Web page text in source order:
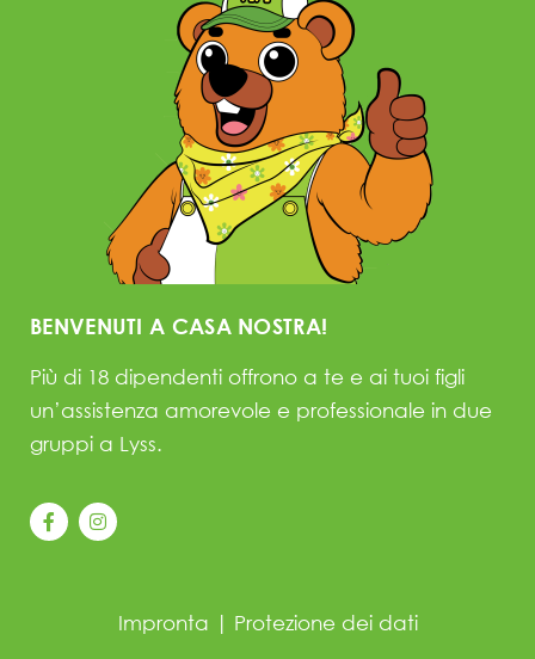
BENVENUTI A CASA NOSTRA!
Più di 18 dipendenti offrono a te e ai tuoi figli
un’assistenza amorevole e professionale in due
gruppi a Lyss.
Impronta | Protezione dei dati